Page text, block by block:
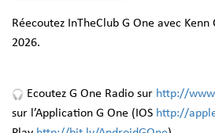
Réecoutez InTheClub G One avec
2026.
Ecoutez G One Radio sur http://
sur l’Application G One (IOS http://